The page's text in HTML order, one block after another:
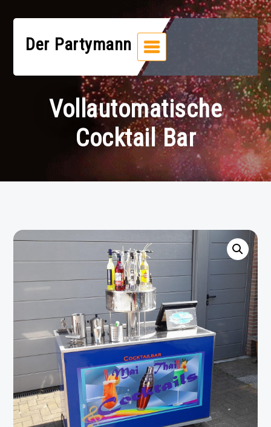
Inhalt
springenDer Partymann
Vollautomatische
Cocktail Bar